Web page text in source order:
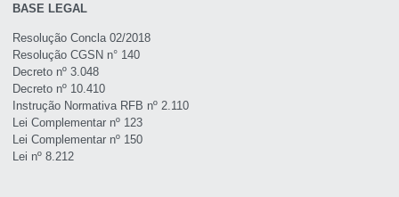
BASE LEGAL
Resolução Concla 02/2018
Resolução CGSN n° 140
Decreto nº 3.048
Decreto nº 10.410
Instrução Normativa RFB nº 2.110
Lei Complementar nº 123
Lei Complementar nº 150
Lei nº 8.212